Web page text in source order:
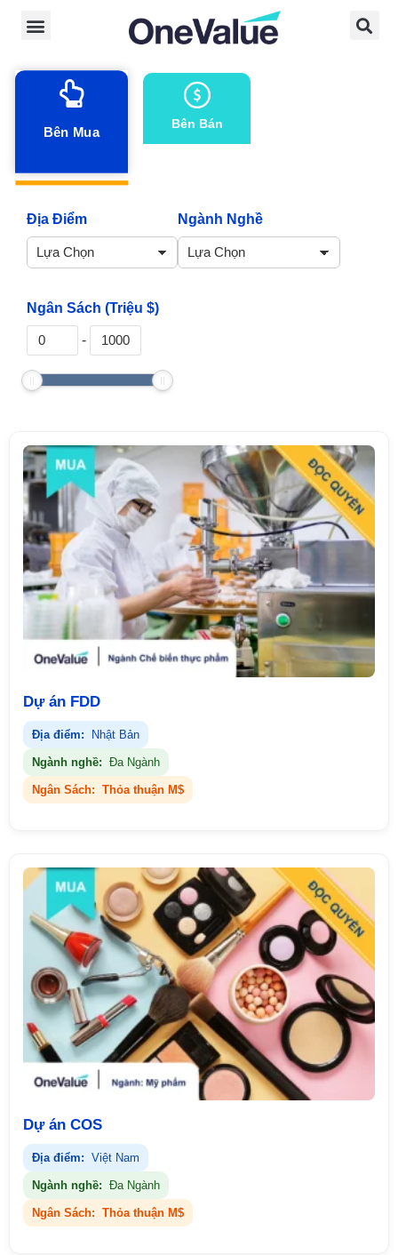
Bên Mua
Bên Bán
Địa Điểm Ngành Nghề
Ngân Sách (Triệu $)
-
Dự án FDD
Địa điểm: Nhật Bản
Ngành nghề: Đa Ngành
Ngân Sách: Thỏa thuận M$
Dự án COS
Địa điểm: Việt Nam
Ngành nghề: Đa Ngành
Ngân Sách: Thỏa thuận M$